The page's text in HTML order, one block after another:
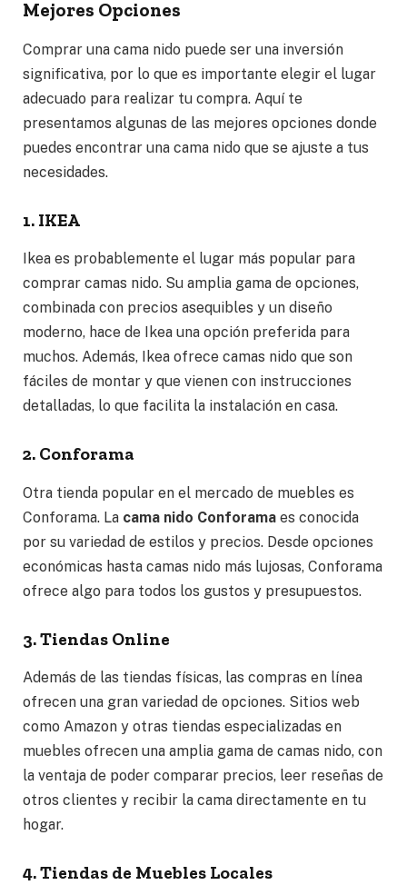
Mejores Opciones
Comprar una cama nido puede ser una inversión
significativa, por lo que es importante elegir el lugar
adecuado para realizar tu compra. Aquí te
presentamos algunas de las mejores opciones donde
puedes encontrar una cama nido que se ajuste a tus
necesidades.
1. IKEA
Ikea es probablemente el lugar más popular para
comprar camas nido. Su amplia gama de opciones,
combinada con precios asequibles y un diseño
moderno, hace de Ikea una opción preferida para
muchos. Además, Ikea ofrece camas nido que son
fáciles de montar y que vienen con instrucciones
detalladas, lo que facilita la instalación en casa.
2. Conforama
Otra tienda popular en el mercado de muebles es
Conforama. La cama nido Conforama es conocida
por su variedad de estilos y precios. Desde opciones
económicas hasta camas nido más lujosas, Conforama
ofrece algo para todos los gustos y presupuestos.
3. Tiendas Online
Además de las tiendas físicas, las compras en línea
ofrecen una gran variedad de opciones. Sitios web
como Amazon y otras tiendas especializadas en
muebles ofrecen una amplia gama de camas nido, con
la ventaja de poder comparar precios, leer reseñas de
otros clientes y recibir la cama directamente en tu
hogar.
4. Tiendas de Muebles Locales